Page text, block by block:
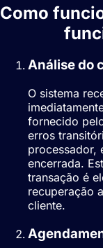
Como
Análise do
O sistema
fornecido
erros
processador,
encerrada.
transação é
recuperação
cliente.